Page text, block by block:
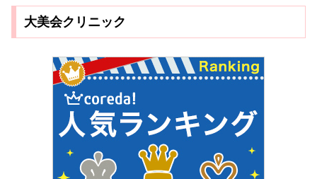
大美会クリニック